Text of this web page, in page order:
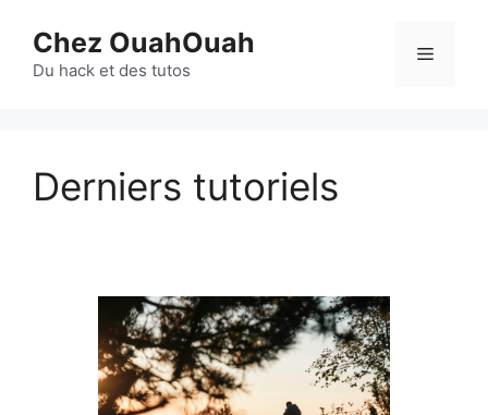
contenu
Chez OuahOuah
Du hack et des tutos
Menu
Derniers tutoriels